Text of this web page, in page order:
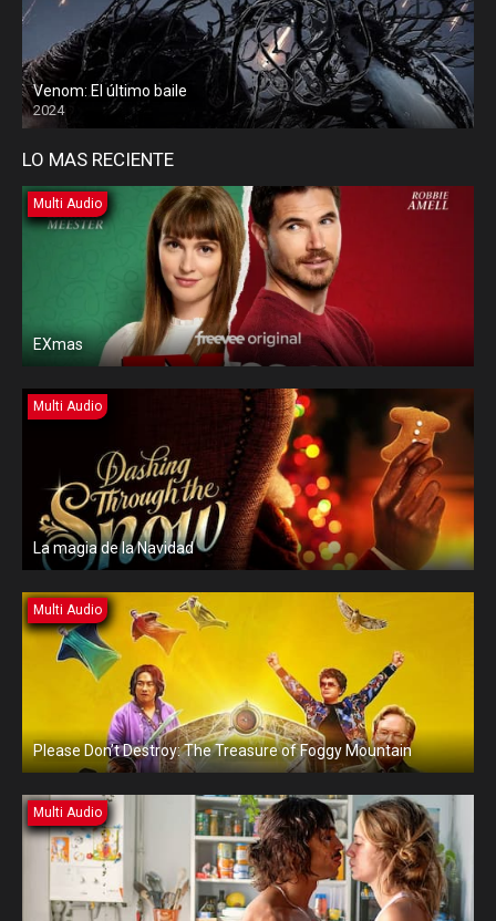
Venom: El último baile
2024
LO MAS RECIENTE
Multi Audio
EXmas
Multi Audio
La magia de la Navidad
Multi Audio
Please Don’t Destroy: The Treasure of Foggy Mountain
Multi Audio